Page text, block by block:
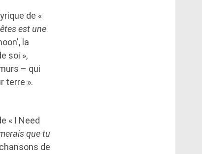
de «
est une
la
soi »,
– qui
terre ».
« I Need
que tu
de